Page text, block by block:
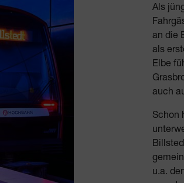
Als
an die
als
Elbe
auch
Schon
u.a.